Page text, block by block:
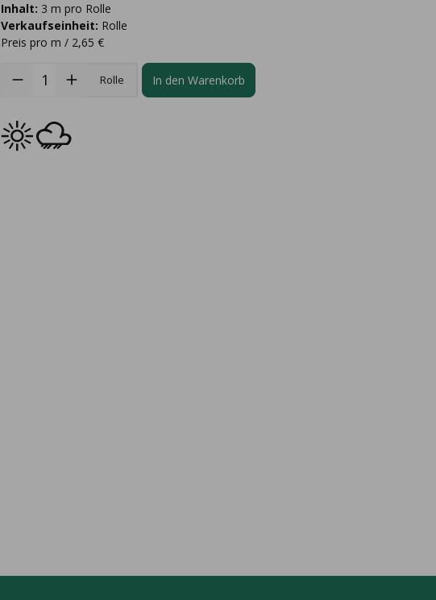
Inhalt: 3 m pro Rolle
Verkaufseinheit: Rolle
Preis pro m / 2,65 €
Rolle In den Warenkorb